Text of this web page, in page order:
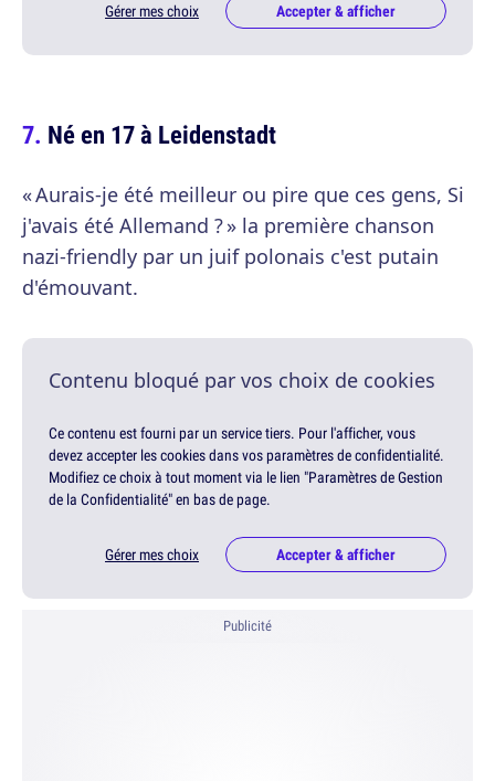
Gérer mes choix Accepter & afficher
Né en 17 à Leidenstadt
« Aurais-je été meilleur ou pire que ces gens, Si
j'avais été Allemand ? » la première chanson
nazi-friendly par un juif polonais c'est putain
d'émouvant.
Contenu bloqué par vos choix de cookies
Ce contenu est fourni par un service tiers. Pour l'afficher, vous
devez accepter les cookies dans vos paramètres de confidentialité.
Modifiez ce choix à tout moment via le lien "Paramètres de Gestion
de la Confidentialité" en bas de page.
Gérer mes choix Accepter & afficher
Publicité